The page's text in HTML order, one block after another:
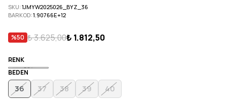
SKU:1JMYW2025026_BYZ_36
BARKOD:1.90766E+12
%50 ₺ 3.625,00₺ 1.812,50
RENK
BEDEN
36 37 38 39 40